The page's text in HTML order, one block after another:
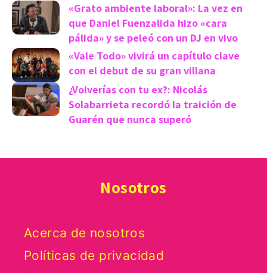
«Grato ambiente laboral»: La vez en
que Daniel Fuenzalida hizo «cara
pálida» y se peleó con un DJ en vivo
«Vale Todo» vivirá un capítulo clave
con el debut de su gran villana
¿Volverías con tu ex?: Nicolás
Solabarrieta recordó la traición de
Guarén que nunca superó
Nosotros
Acerca de nosotros
Políticas de privacidad